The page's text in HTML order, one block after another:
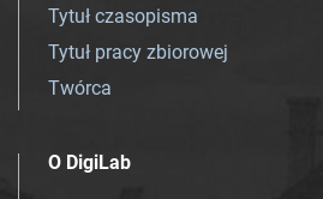
Tytuł czasopisma
Tytuł pracy zbiorowej
Twórca
O DigiLab